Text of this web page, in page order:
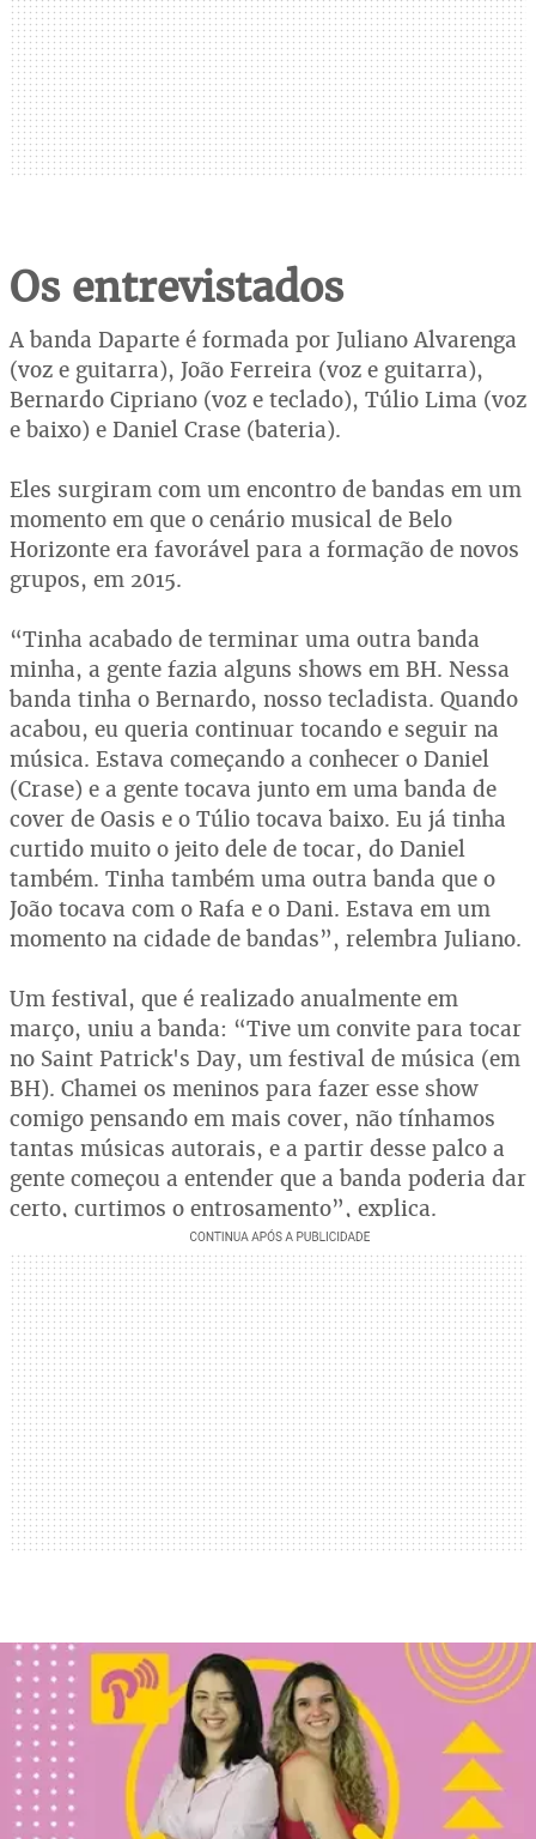
Os entrevistados
A banda Daparte é formada por Juliano Alvarenga
(voz e guitarra), João Ferreira (voz e guitarra),
Bernardo Cipriano (voz e teclado), Túlio Lima (voz
e baixo) e Daniel Crase (bateria).
Eles surgiram com um encontro de bandas em um
momento em que o cenário musical de Belo
Horizonte era favorável para a formação de novos
grupos, em 2015.
“Tinha acabado de terminar uma outra banda
minha, a gente fazia alguns shows em BH. Nessa
banda tinha o Bernardo, nosso tecladista. Quando
acabou, eu queria continuar tocando e seguir na
música. Estava começando a conhecer o Daniel
(Crase) e a gente tocava junto em uma banda de
cover de Oasis e o Túlio tocava baixo. Eu já tinha
curtido muito o jeito dele de tocar, do Daniel
também. Tinha também uma outra banda que o
João tocava com o Rafa e o Dani. Estava em um
momento na cidade de bandas”, relembra Juliano.
Um festival, que é realizado anualmente em
março, uniu a banda: “Tive um convite para tocar
no Saint Patrick's Day, um festival de música (em
BH). Chamei os meninos para fazer esse show
comigo pensando em mais cover, não tínhamos
tantas músicas autorais, e a partir desse palco a
gente começou a entender que a banda poderia dar
certo, curtimos o entrosamento”, explica.